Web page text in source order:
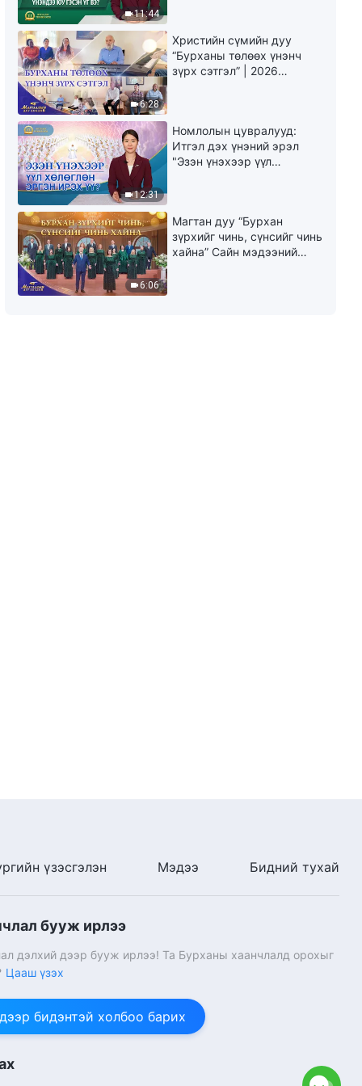
26:07
Христэд итгэгчдийн үнэн түүх
27:14
Сайн мэдээний гэрчлэлүүд
"Алдар нэр, ашиг хонжоо
хайсан өдрүүд" Христэд
итгэгчдийн үнэн түүх
30:08
“Бүтэлгүйтэлтэй тулгараад
өндийн боссон нь” Христэд
итгэгчдийн үнэн түүх (Mонгол
хэлээр)
19:47
“Хүлдэг хүлээсийг султгах нь”
Христэд итгэгчдийн үнэн түүх
(Mонгол хэлээр)
минь атаархлыг таягдан
11:44
6:28
Христийн сүмийн дуу
“Бурханы төлөөх үнэнч
зүрх сэтгэл” | 2026
12:31
Номлолын цувралууд:
Итгэл дэх үнэний эрэл
"Эзэн үнэхээр үүл
6:06
Магтан дуу “Бурхан
зүрхийг чинь, сүнсийг чинь
хайна” Сайн мэдээний
үзэсгэлэн Мэдээ Бидний тухай
бууж ирлээ
дэлхий дээр бууж ирлээ! Та Бурханы хаанчлалд орохыг
Цааш үзэх
бидэнтэй холбоо барих